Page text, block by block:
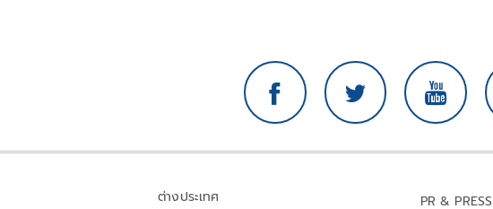
ต่างประเทศ PR & PRESS